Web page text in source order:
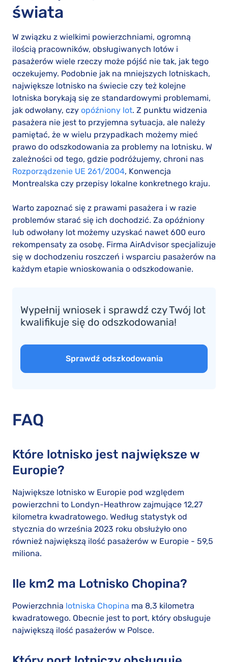
świata
W związku z wielkimi powierzchniami, ogromną
ilością pracowników, obsługiwanych lotów i
pasażerów wiele rzeczy może pójść nie tak, jak tego
oczekujemy. Podobnie jak na mniejszych lotniskach,
największe lotnisko na świecie czy też kolejne
lotniska borykają się ze standardowymi problemami,
jak odwołany, czy opóźniony lot. Z punktu widzenia
pasażera nie jest to przyjemna sytuacja, ale należy
pamiętać, że w wielu przypadkach możemy mieć
prawo do odszkodowania za problemy na lotnisku. W
zależności od tego, gdzie podróżujemy, chroni nas
Rozporządzenie UE 261/2004, Konwencja
Montrealska czy przepisy lokalne konkretnego kraju.
Warto zapoznać się z prawami pasażera i w razie
problemów starać się ich dochodzić. Za opóźniony
lub odwołany lot możemy uzyskać nawet 600 euro
rekompensaty za osobę. Firma AirAdvisor specjalizuje
się w dochodzeniu roszczeń i wsparciu pasażerów na
każdym etapie wnioskowania o odszkodowanie.
Wypełnij wniosek i sprawdź czy Twój lot
kwalifikuje się do odszkodowania!
Sprawdź odszkodowania
FAQ
Które lotnisko jest największe w
Europie?
Największe lotnisko w Europie pod względem
powierzchni to Londyn-Heathrow zajmujące 12,27
kilometra kwadratowego. Według statystyk od
stycznia do września 2023 roku obsłużyło ono
również największą ilość pasażerów w Europie - 59,5
miliona.
Ile km2 ma Lotnisko Chopina?
Powierzchnia lotniska Chopina ma 8,3 kilometra
kwadratowego. Obecnie jest to port, który obsługuje
największą ilość pasażerów w Polsce.